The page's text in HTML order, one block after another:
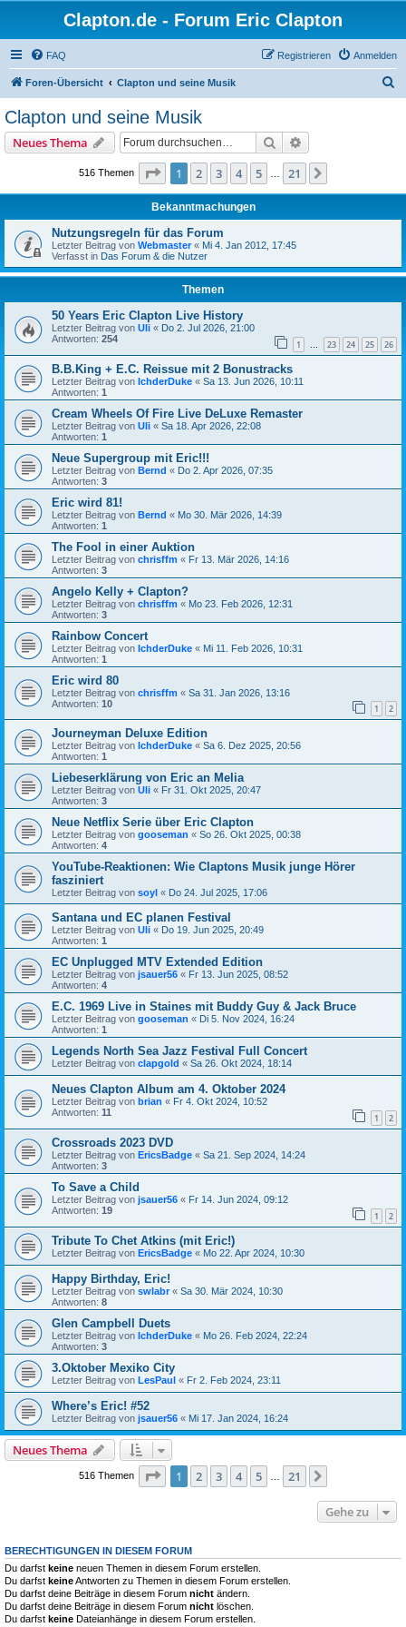
Clapton.de - Forum Eric Clapton
FAQ Anmelden
Registrieren
Foren-Übersicht Clapton und seine Musik
Clapton und seine Musik
Neues Thema Suche
516 Themen Seite 1von 21
1 2 3 4 5 21
Bekanntmachungen
Nutzungsregeln für das Forum
Letzter Beitrag von Webmaster« Mi 4. Jan 2012, 17:45
Verfasst in Das Forum & die Nutzer
Themen
50 Years Eric Clapton Live History
Letzter Beitrag von Uli « Do 2. Jul 2026, 21:00
Antworten: 254 1 … 23 24 25 26
B.B.King + E.C. Reissue mit 2 Bonustracks
Letzter Beitrag von IchderDuke « Sa 13. Jun 2026, 10:11
Antworten: 1
Cream Wheels Of Fire Live DeLuxe Remaster
Letzter Beitrag von Uli « Sa 18. Apr 2026, 22:08
Antworten: 1
Neue Supergroup mit Eric!!!
Letzter Beitrag von Bernd « Do 2. Apr 2026, 07:35
Antworten: 3
Eric wird 81!
Letzter Beitrag von Bernd « Mo 30. Mär 2026, 14:39
Antworten: 1
The Fool in einer Auktion
Letzter Beitrag von chrisffm « Fr 13. Mär 2026, 14:16
Antworten: 3
Angelo Kelly + Clapton?
Letzter Beitrag von chrisffm « Mo 23. Feb 2026, 12:31
Antworten: 3
Rainbow Concert
Letzter Beitrag von IchderDuke « Mi 11. Feb 2026, 10:31
Antworten: 1
Eric wird 80
Letzter Beitrag von chrisffm « Sa 31. Jan 2026, 13:16
Antworten: 10 1 2
Journeyman Deluxe Edition
Letzter Beitrag von IchderDuke « Sa 6. Dez 2025, 20:56
Antworten: 1
Liebeserklärung von Eric an Melia
Letzter Beitrag von Uli « Fr 31. Okt 2025, 20:47
Antworten: 3
Neue Netflix Serie über Eric Clapton
Letzter Beitrag von gooseman « So 26. Okt 2025, 00:38
Antworten: 4
YouTube-Reaktionen: Wie Claptons Musik junge Hörer
fasziniert
Letzter Beitrag von soyl « Do 24. Jul 2025, 17:06
Santana und EC planen Festival
Letzter Beitrag von Uli « Do 19. Jun 2025, 20:49
Antworten: 1
EC Unplugged MTV Extended Edition
Letzter Beitrag von jsauer56 « Fr 13. Jun 2025, 08:52
Antworten: 4
E.C. 1969 Live in Staines mit Buddy Guy & Jack Bruce
Letzter Beitrag von gooseman « Di 5. Nov 2024, 16:24
Antworten: 1
Legends North Sea Jazz Festival Full Concert
Letzter Beitrag von clapgold « Sa 26. Okt 2024, 18:14
Neues Clapton Album am 4. Oktober 2024
Letzter Beitrag von brian « Fr 4. Okt 2024, 10:52
Antworten: 11 1 2
Crossroads 2023 DVD
Letzter Beitrag von EricsBadge « Sa 21. Sep 2024, 14:24
Antworten: 3
To Save a Child
Letzter Beitrag von jsauer56 « Fr 14. Jun 2024, 09:12
Antworten: 19 1 2
Tribute To Chet Atkins (mit Eric!)
Letzter Beitrag von EricsBadge « Mo 22. Apr 2024, 10:30
Happy Birthday, Eric!
Letzter Beitrag von swlabr« Sa 30. Mär 2024, 10:30
Antworten: 8
Glen Campbell Duets
Letzter Beitrag von IchderDuke « Mo 26. Feb 2024, 22:24
Antworten: 3
3.Oktober Mexiko City
Letzter Beitrag von LesPaul « Fr 2. Feb 2024, 23:11
Where’s Eric! #52
Letzter Beitrag von jsauer56 « Mi 17. Jan 2024, 16:24
Neues Thema
516 Themen Seite 1von 21
1 2 3 4 5 21
Gehe zu
BERECHTIGUNGEN IN DIESEM FORUM
Du darfst keine neuen Themen in diesem Forum erstellen.
Du darfst keineAntworten zu Themen in diesem Forum erstellen.
Du darfst deine Beiträge in diesem Forum nicht ändern.
Du darfst deine Beiträge in diesem Forum nicht löschen.
Du darfst keine Dateianhänge in diesem Forum erstellen.